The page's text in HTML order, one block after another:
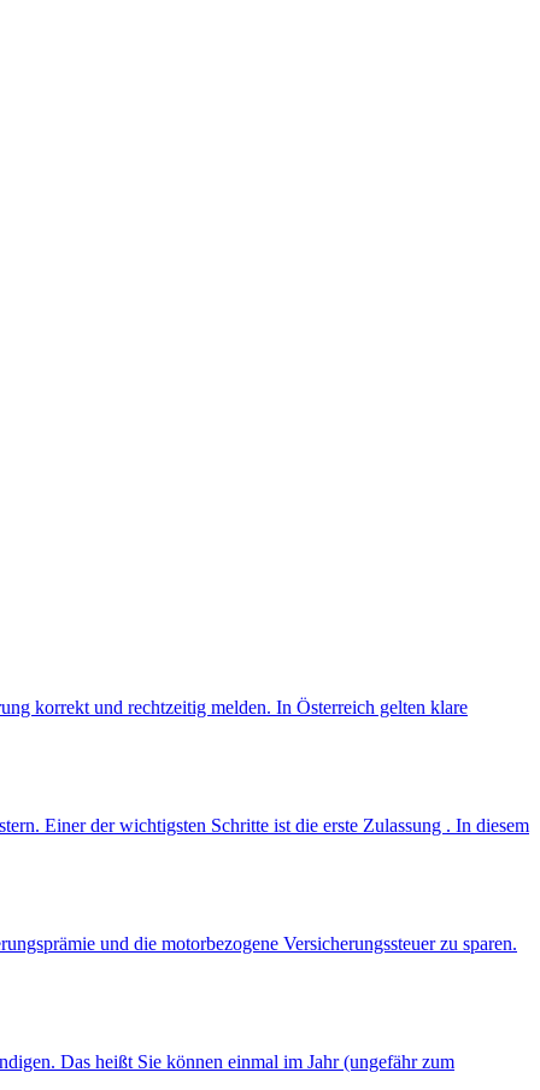
korrekt und rechtzeitig melden. In Österreich gelten klare
Einer der wichtigsten Schritte ist die erste Zulassung . In diesem
und die motorbezogene Versicherungssteuer zu sparen.
Das heißt Sie können einmal im Jahr (ungefähr zum